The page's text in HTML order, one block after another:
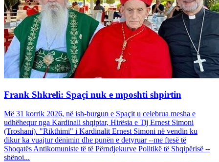
Frank Shkreli: Spaçi nuk e mposhti shpirtin
Më 31 korrik 2026, në ish-burgun e Spaçit u celebrua mesha e
udhëhequr nga Kardinali shqiptar, Hirësia e Tij Ernest Simoni
(Troshani). "Rikthimi" i Kardinalit Ernest Simoni në vendin ku
dikur ka vuajtur dënimin dhe punën e detyruar --me ftesë të
Shoqatës Antikomuniste të të Përndjekurve Politikë të Shqipërisë --
shënoi...